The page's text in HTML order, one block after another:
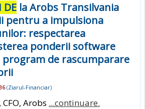
DE la Arobs Transilvania
pentru a impulsiona
respectarea
ponderii software
de rascumparare
(Ziarul-Financiar)
Arobs ...continuare.